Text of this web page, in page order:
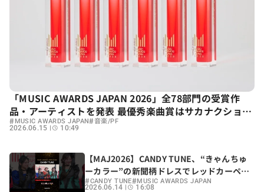
「MUSIC AWARDS JAPAN 2026」全78部門の受賞作
品・アーティストを発表 最優秀楽曲賞はサカナクション
「怪獣」
#MUSIC AWARDS JAPAN#音楽/PF
2026.06.15 10:49
【MAJ2026】CANDY TUNE、“きゃんちゅ
ーカラー”の新聞柄ドレスでレッドカーペッ
トに登場！近藤春菜が直撃
#CANDY TUNE#MUSIC AWARDS JAPAN
2026.06.14 16:08